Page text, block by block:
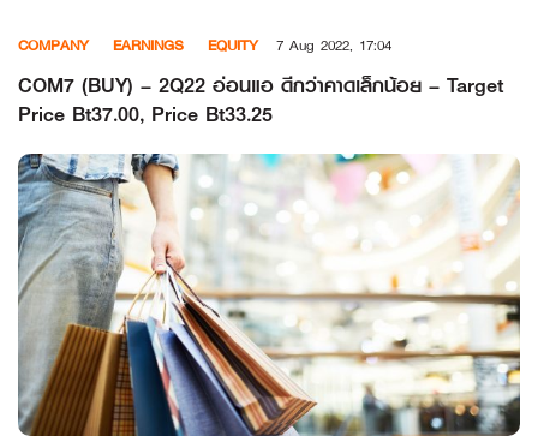
content
COMPANY EARNINGS EQUITY 7 Aug 2022, 17:04
COM7 (BUY) – 2Q22 อ่อนแอ ดีกว่าคาดเล็กน้อย – Target
Price Bt37.00, Price Bt33.25